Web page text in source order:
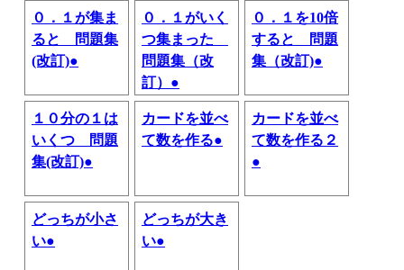
０．１が集ま
ると 問題集
(改訂)●
０．１がいく
つ集まった
問題集（改
訂）●
０．１を10倍
すると 問題
集（改訂)●
１０分の１は
いくつ 問題
集(改訂)●
カードを並べ
て数を作る●
カードを並べ
て数を作る２
●
どっちが小さ
い●
どっちが大き
い●